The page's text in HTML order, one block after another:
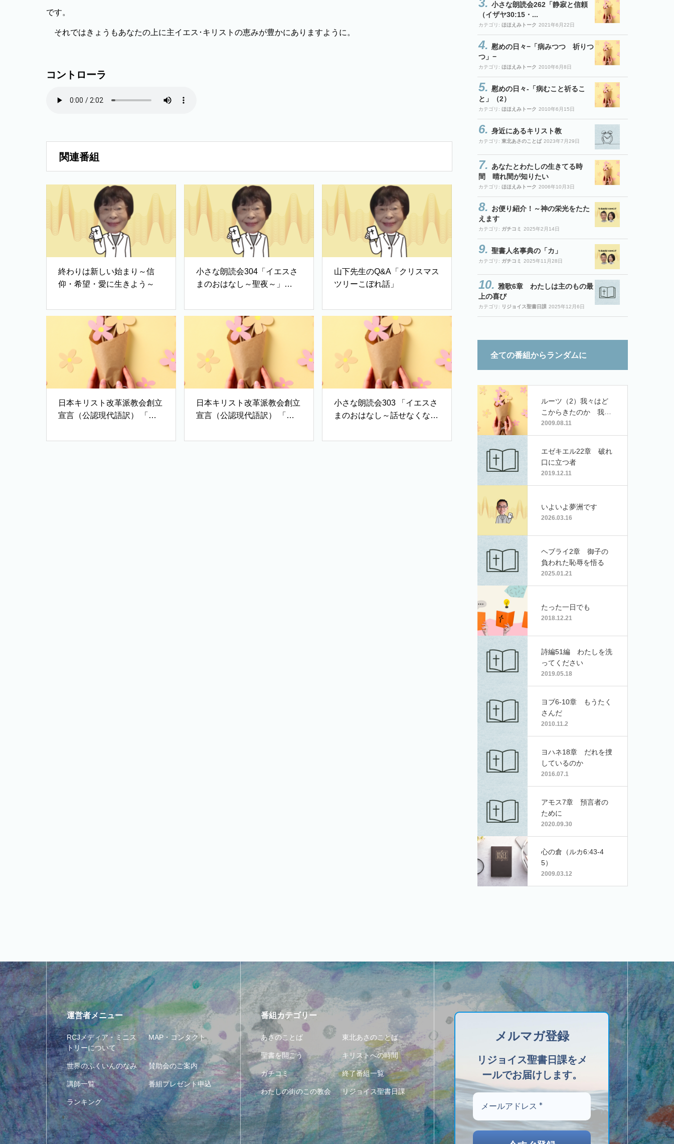
です。
それではきょうもあなたの上に主イエス･キリストの恵みが豊かにありますように。
コントローラ
関連番組
終わりは新しい始まり～信
仰・希望・愛に生きよう～
小さな朗読会304「イエスさ
まのおはなし～聖夜～」
山下先生のQ&A「クリスマス
ツリーこぼれ話」
日本キリスト改革派教会創立
宣言（公認現代語訳） 「教
教会」「世界の希望」
日本キリスト改革派教会創立
宣言（公認現代語訳） 「序
人生観・世界観」、「主張の
小さな朗読会303 「イエスさ
まのおはなし～話せなくなっ
小さな朗読会262「静寂と信頼
（イザヤ30:15・...
カテゴリ: ほほえみトーク 2021年6月22日
慰めの日々−「病みつつ 祈りつ
つ」−
カテゴリ: ほほえみトーク 2010年6月8日
慰めの日々-「病むこと祈るこ
と」（2）
カテゴリ: ほほえみトーク 2010年6月15日
身近にあるキリスト教
カテゴリ: 東北あさのことば 2023年7月29日
あなたとわたしの生きてる時
間 晴れ間が知りたい
カテゴリ: ほほえみトーク 2006年10月3日
お便り紹介！～神の栄光をたた
えます
カテゴリ: ガチコミ 2025年2月14日
聖書人名事典の「カ」
カテゴリ: ガチコミ 2025年11月28日
雅歌6章 わたしは主のもの最
上の喜び
カテゴリ: リジョイス聖書日課 2025年12月6日
全ての番組からランダムに
ルーツ（2）我々はど
こからきたのか 我々
は何者か 我々はどこ
へいくのか
2009.08.11
エゼキエル22章 破れ
口に立つ者
2019.12.11
いよいよ夢洲です
2026.03.16
ヘブライ2章 御子の
負われた恥辱を悟る
2025.01.21
たった一日でも
2018.12.21
詩編51編 わたしを洗
ってください
2019.05.18
ヨブ6-10章 もうたく
さんだ
2010.11.2
ヨハネ18章 だれを捜
しているのか
2016.07.1
アモス7章 預言者の
ために
2020.09.30
心の倉（ルカ6:43-4
5）
2009.03.12
運営者メニュー
RCJメディア・ミニス
トリーについて
MAP・コンタクト
世界のふくいんのなみ 賛助会のご案内
講師一覧 番組プレゼント申込
ランキング
番組カテゴリー
あさのことば 東北あさのことば
聖書を開こう キリストへの時間
ガチコミ 終了番組一覧
わたしの街のこの教会 リジョイス聖書日課
メルマガ登録
リジョイス聖書日課をメ
ールでお届けします。